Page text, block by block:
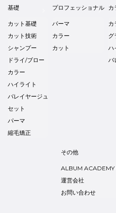
基礎
カット基礎
カット技術
シャンプー
ドライ/ブロー
カラー
ハイライト
バレイヤージュ
セット
パーマ
縮毛矯正
プロフェッショナル
パーマ
カラー
カット
カ
カ
グ
ハ
バ
その他
ALBUM ACADEMY
運営会社
お問い合わせ